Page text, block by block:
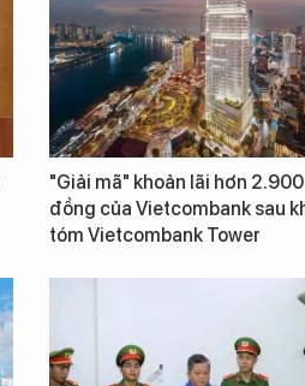
"Giải mã" khoản lãi hơn
đồng của Vietcombank sau
tóm Vietcombank Tower